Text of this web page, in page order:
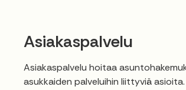
Asiakaspalvelu
Asiakaspalvelu hoitaa
asukkaiden palveluihin liittyviä asioita.